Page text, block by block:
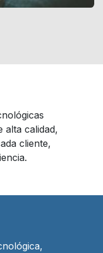
alta calidad,
cliente,